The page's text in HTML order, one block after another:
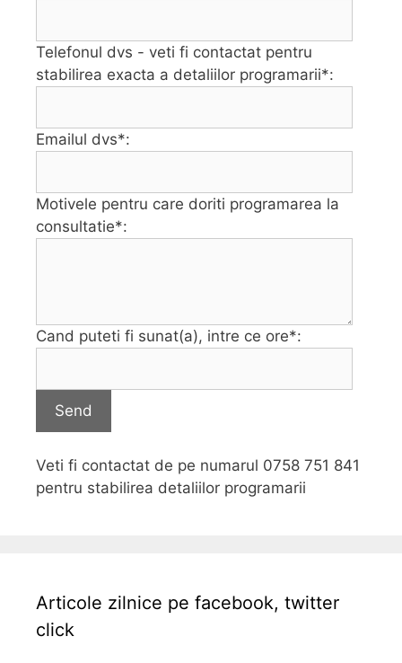
Telefonul dvs - veti fi contactat pentru
stabilirea exacta a detaliilor programarii*:
Emailul dvs*:
Motivele pentru care doriti programarea la
consultatie*:
Cand puteti fi sunat(a), intre ce ore*:
Send
Veti fi contactat de pe numarul 0758 751 841
pentru stabilirea detaliilor programarii
Articole zilnice pe facebook, twitter
click